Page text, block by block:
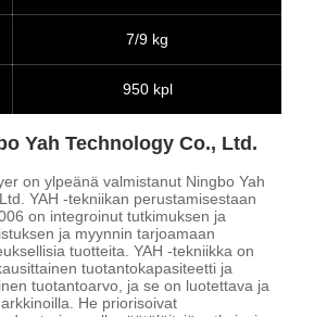
7/9 kg
950 kpl
Yah Technology Co., Ltd.
on ylpeänä valmistanut Ningbo Yah
YAH -tekniikan perustamisestaan
on integroinut tutkimuksen ja
ja myynnin tarjoamaan
tuotteita. YAH -tekniikka on
tuotantokapasiteetti ja
tuotantoarvo, ja se on luotettava ja
He priorisoivat